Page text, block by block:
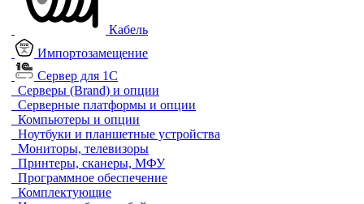
Кабель
Импортозамещение
Сервер для 1С
Серверы (Brand) и опции
Серверные платформы и опции
Компьютеры и опции
Ноутбуки и планшетные устройства
Мониторы, телевизоры
Принтеры, сканеры, МФУ
Программное обеспечение
Комплектующие